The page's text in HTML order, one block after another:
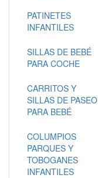
PATINETES
INFANTILES
SILLAS DE BEBÉ
PARA COCHE
CARRITOS Y
SILLAS DE PASEO
PARA BEBÉ
COLUMPIOS
PARQUES Y
TOBOGANES
INFANTILES